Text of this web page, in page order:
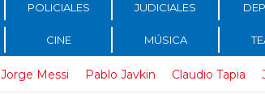
POLICIALES JUDICIALES
CINE MÚSICA
Jorge Messi Pablo Javkin Claudio Tapia